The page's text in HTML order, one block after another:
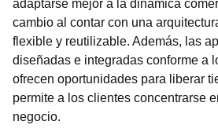
adaptarse mejor a la dinámica
cambio al contar con una
flexible y reutilizable. Además, las
diseñadas e integradas conforme a
ofrecen oportunidades para liberar
permite a los clientes concentrarse
negocio.